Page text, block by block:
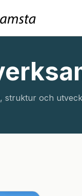
struktur och